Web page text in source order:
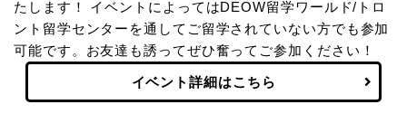
たします！ イベントによってはDEOW留学ワールド/トロ
ント留学センターを通してご留学されていない方でも参加
可能です。お友達も誘ってぜひ奮ってご参加ください！
イベント詳細はこちら